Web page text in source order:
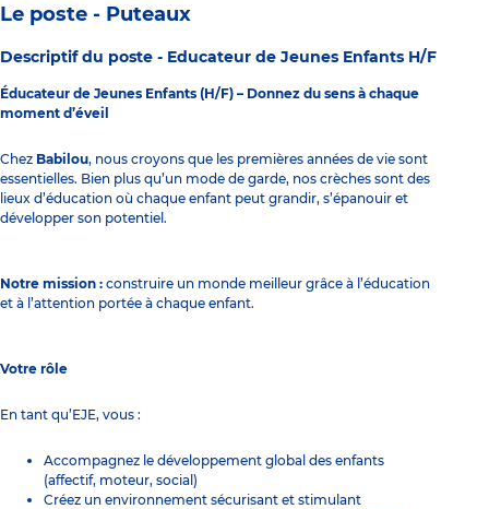
Le poste - Puteaux
Descriptif du poste - Educateur de Jeunes Enfants H/F
Éducateur de Jeunes Enfants (H/F) – Donnez du sens à chaque
moment d’éveil
Chez Babilou, nous croyons que les premières années de vie sont
essentielles. Bien plus qu’un mode de garde, nos crèches sont des
lieux d’éducation où chaque enfant peut grandir, s’épanouir et
développer son potentiel.
Notre mission : construire un monde meilleur grâce à l’éducation
et à l’attention portée à chaque enfant.
Votre rôle
En tant qu’EJE, vous :
Accompagnez le développement global des enfants
(affectif, moteur, social)
Créez un environnement sécurisant et stimulant